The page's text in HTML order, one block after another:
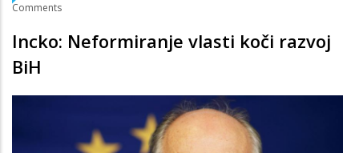
Comments
Incko: Neformiranje vlasti koči razvoj
BiH